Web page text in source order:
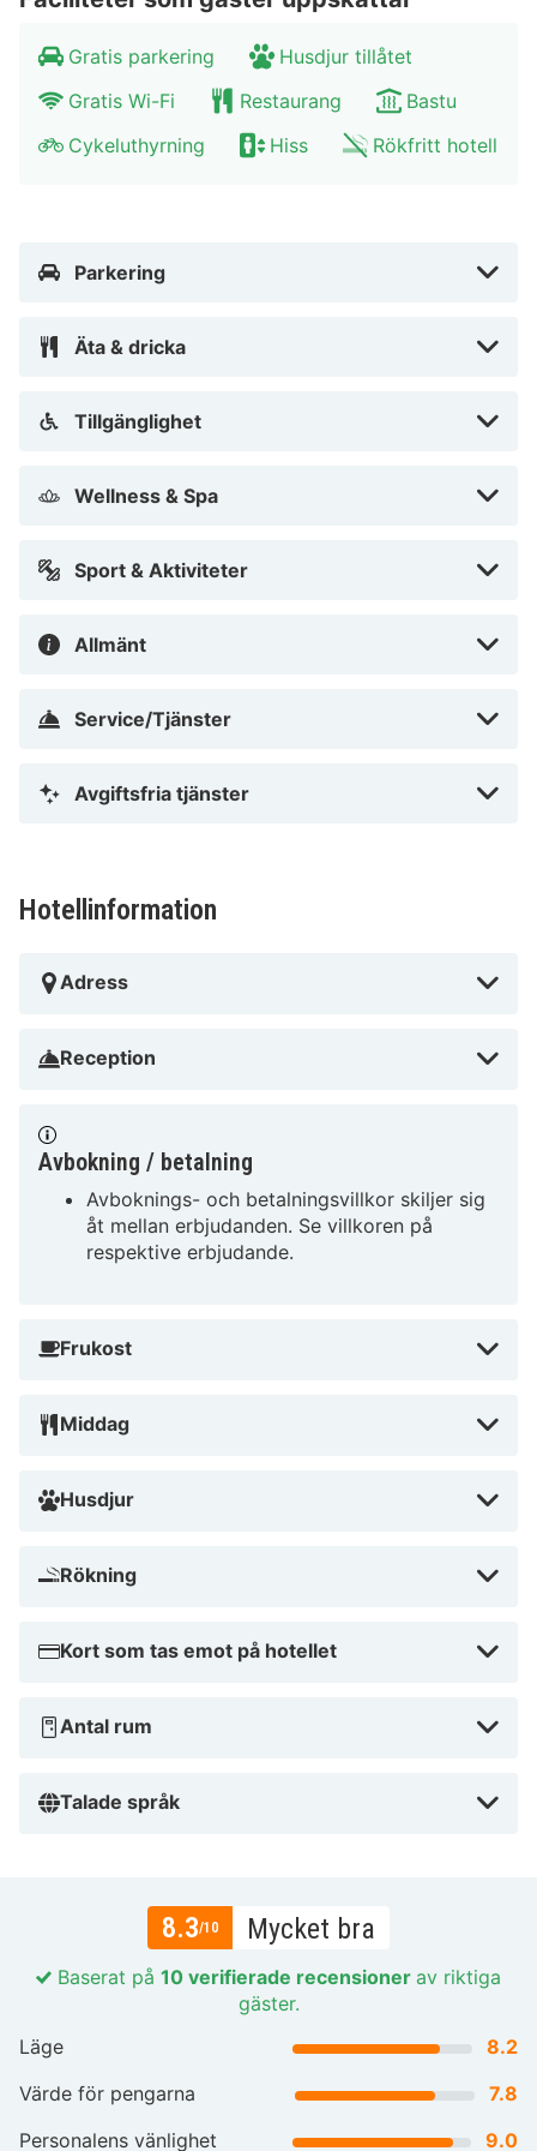
Gratis parkering
Husdjur tillåtet
Gratis Wi-Fi
Restaurang
Bastu
Cykeluthyrning
Hiss Rökfritt hotell
Parkering
Äta & dricka
Tillgänglighet
Wellness & Spa
Sport & Aktiviteter
Allmänt
Service/Tjänster
Avgiftsfria tjänster
Hotellinformation
Adress
Reception
Avbokning / betalning
Avboknings- och betalningsvillkor skiljer sig
åt mellan erbjudanden. Se villkoren på
respektive erbjudande.
Frukost
Middag
Husdjur
Rökning
Kort som tas emot på hotellet
Antal rum
Talade språk
8.3/10 Mycket bra
Baserat på 10 verifierade recensioner av riktiga
gäster.
Läge
8.2
Värde för pengarna
7.8
Personalens vänlighet
9.0